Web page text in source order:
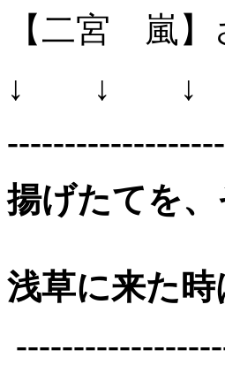
【二宮 嵐】
↓ ↓ ↓
揚げたてを
浅草に来た